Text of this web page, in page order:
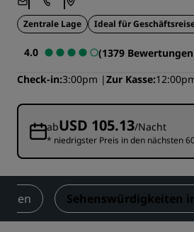
Zentrale Lage Ideal für
4.0
(1379
Check-in 3:00pm Zur Kasse
abUSD 105.13/Nacht
* niedrigster Preis in den nächsten
Sehenswürdigkeiten